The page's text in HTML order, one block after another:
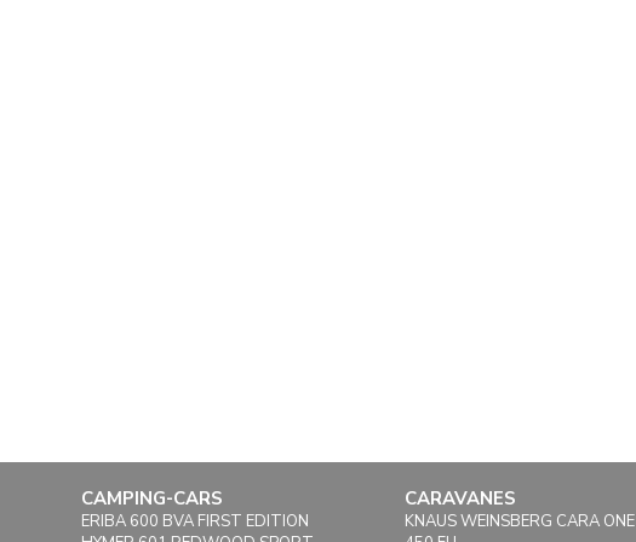
CAMPING-CARS
ERIBA 600 BVA FIRST EDITION
CARAVANES
KNAUS WEINSBERG CARA ONE